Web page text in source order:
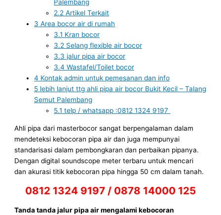
Palembang
2.2 Artikel Terkait
3 Area bocor air di rumah
3.1 Kran bocor
3.2 Selang flexible air bocor
3.3 jalur pipa air bocor
3.4 Wastafel/Toilet bocor
4 Kontak admin untuk pemesanan dan info
5 lebih lanjut ttg ahli pipa air bocor Bukit Kecil – Talang
Semut Palembang
5.1 telp / whatsapp :0812 1324 9197
Ahli pipa dari masterbocor sangat berpengalaman dalam
mendeteksi kebocoran pipa air dan juga mempunyai
standarisasi dalam pembongkaran dan perbaikan pipanya.
Dengan digital soundscope meter terbaru untuk mencari
dan akurasi titik kebocoran pipa hingga 50 cm dalam tanah.
0812 1324 9197 / 0878 14000 125
Tanda tanda jalur pipa air mengalami kebocoran